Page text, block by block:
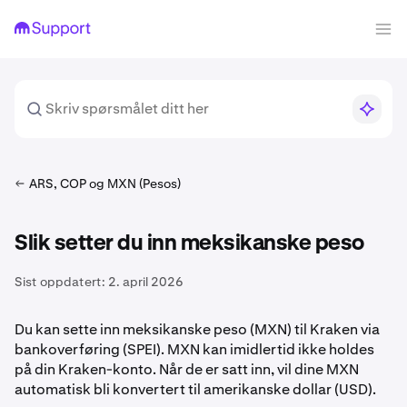
ARS, COP og MXN (Pesos)
Slik setter du inn meksikanske peso
Sist oppdatert: 2. april 2026
Du kan sette inn meksikanske peso (MXN) til Kraken via
bankoverføring (SPEI). MXN kan imidlertid ikke holdes
på din Kraken-konto. Når de er satt inn, vil dine MXN
automatisk bli konvertert til amerikanske dollar (USD).